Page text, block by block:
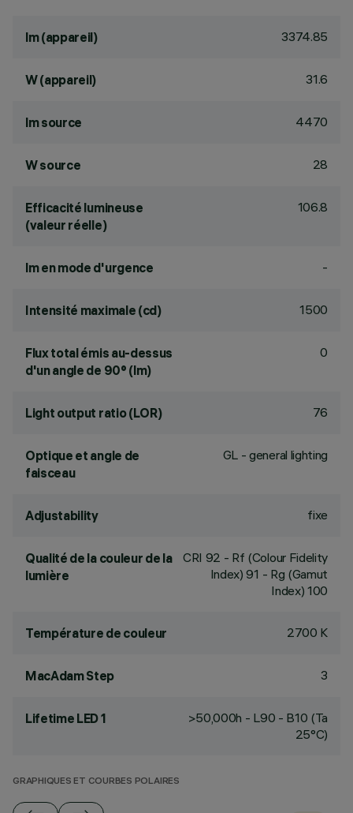
lm (appareil) 3374.85
W (appareil) 31.6
lm source 4470
W source 28
Efficacité lumineuse
(valeur réelle)
106.8
lm en mode d'urgence -
Intensité maximale (cd) 1500
Flux total émis au-dessus
d'un angle de 90° (lm)
0
Light output ratio (LOR) 76
Optique et angle de
faisceau
GL - general lighting
Adjustability fixe
Qualité de la couleur de la
lumière
CRI 92 - Rf (Colour Fidelity
Index) 91 - Rg (Gamut
Index) 100
Température de couleur 2700 K
MacAdam Step 3
Lifetime LED 1
>50,000h - L90 - B10 (Ta
25°C)
GRAPHIQUES ET COURBES POLAIRES